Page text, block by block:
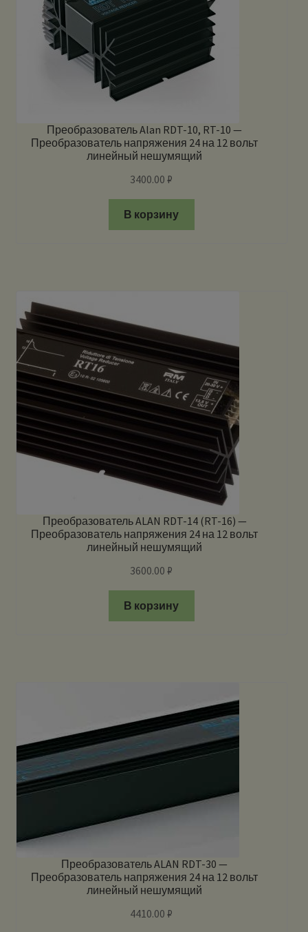
Преобразователь Alan RDT-10, RT-10 —
Преобразователь напряжения 24 на 12 вольт
линейный нешумящий
3400.00₽
В корзину
Преобразователь ALAN RDT-14 (RT-16) —
Преобразователь напряжения 24 на 12 вольт
линейный нешумящий
3600.00₽
В корзину
Преобразователь ALAN RDT-30 —
Преобразователь напряжения 24 на 12 вольт
линейный нешумящий
4410.00₽